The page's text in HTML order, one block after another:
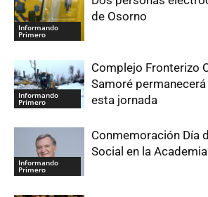
Informando
Primero
de Osorno
Informando
Primero
Complejo Fronterizo
Samoré
esta jornada
Informando
Primero
Conmemoración Día
Social en la Academia